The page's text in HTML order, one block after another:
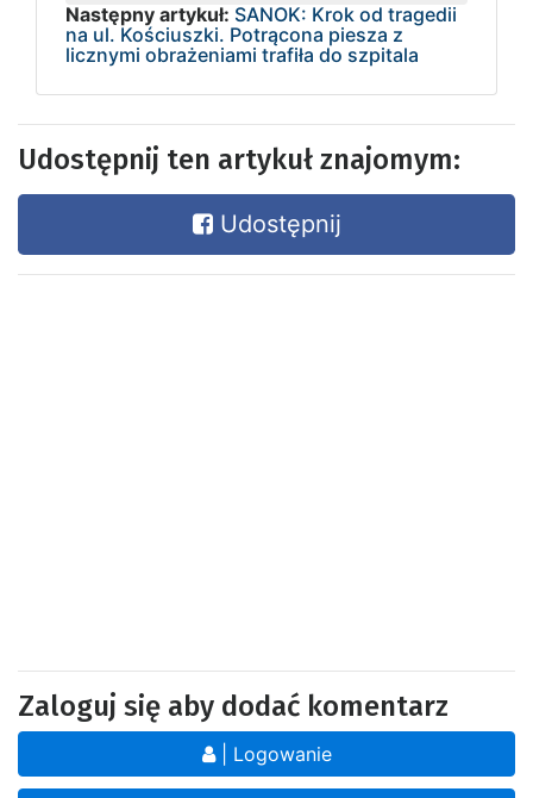
Następny artykuł: SANOK: Krok od tragedii
na ul. Kościuszki. Potrącona piesza z
licznymi obrażeniami trafiła do szpitala
Udostępnij ten artykuł znajomym:
Udostępnij
Zaloguj się aby dodać komentarz
| Logowanie